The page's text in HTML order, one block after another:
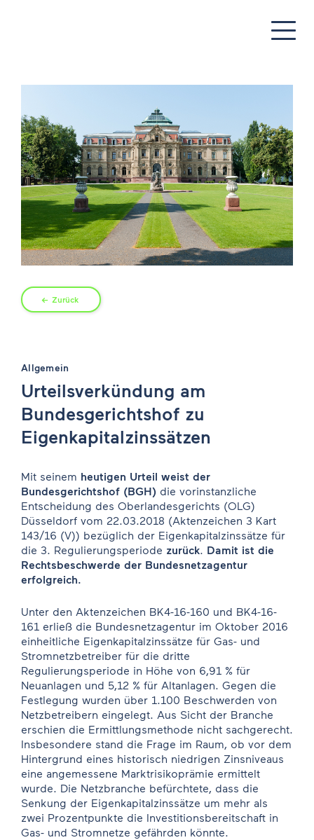
Zurück
Allgemein
Urteilsverkündung am
Bundesgerichtshof zu
Eigenkapitalzinssätzen
Mit seinem heutigen Urteil weist der
Bundesgerichtshof (BGH) die vorinstanzliche
Entscheidung des Oberlandesgerichts (OLG)
Düsseldorf vom 22.03.2018 (Aktenzeichen 3 Kart
143/16 (V)) bezüglich der Eigenkapitalzinssätze für
die 3. Regulierungsperiode zurück. Damit ist die
Rechtsbeschwerde der Bundesnetzagentur
erfolgreich.
Unter den Aktenzeichen BK4-16-160 und BK4-16-
161 erließ die Bundesnetzagentur im Oktober 2016
einheitliche Eigenkapitalzinssätze für Gas- und
Stromnetzbetreiber für die dritte
Regulierungsperiode in Höhe von 6,91 % für
Neuanlagen und 5,12 % für Altanlagen. Gegen die
Festlegung wurden über 1.100 Beschwerden von
Netzbetreibern eingelegt. Aus Sicht der Branche
erschien die Ermittlungsmethode nicht sachgerecht.
Insbesondere stand die Frage im Raum, ob vor dem
Hintergrund eines historisch niedrigen Zinsniveaus
eine angemessene Marktrisikoprämie ermittelt
wurde. Die Netzbranche befürchtete, dass die
Senkung der Eigenkapitalzinssätze um mehr als
zwei Prozentpunkte die Investitionsbereitschaft in
Gas- und Stromnetze gefährden könnte.